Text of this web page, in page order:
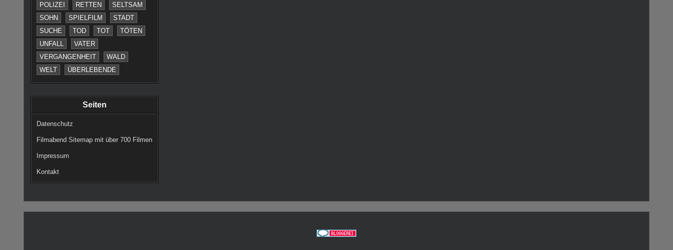
POLIZEI
RETTEN
SELTSAM
SOHN
SPIELFILM
STADT
SUCHE
TOD TOT
TÖTEN
UNFALL
VATER
VERGANGENHEIT
WALD
WELT
ÜBERLEBENDE
Seiten
Datenschutz
Filmabend Sitemap mit über 700 Filmen
Impressum
Kontakt